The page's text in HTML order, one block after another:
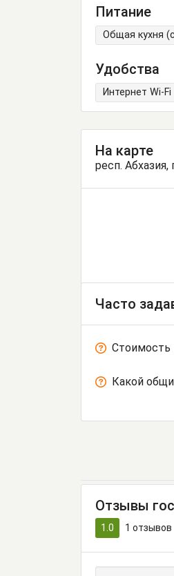
Питание
Общая кухня
Удобства
Интернет Wi-Fi
На карте
респ. Абхазия,
Часто
Стоимость
Какой
Отзывы
1.0 1 отзывов